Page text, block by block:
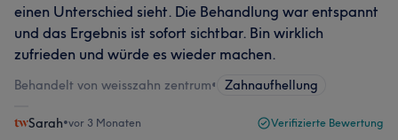
einen Unterschied sieht. Die Behandlung war entspannt
und das Ergebnis ist sofort sichtbar. Bin wirklich
zufrieden und würde es wieder machen.
Behandelt von weisszahn zentrum• Zahnaufhellung
Sarah•vor 3 Monaten Verifizierte Bewertung